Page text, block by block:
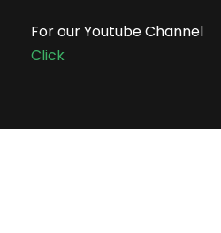
For our Youtube Channel
Click